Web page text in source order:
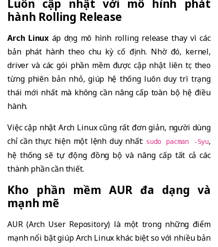
Luôn cập nhật với mô hình phát
hành Rolling Release
Arch Linux áp dụng mô hình rolling release thay vì các
bản phát hành theo chu kỳ cố định. Nhờ đó, kernel,
driver và các gói phần mềm được cập nhật liên tục theo
từng phiên bản nhỏ, giúp hệ thống luôn duy trì trạng
thái mới nhất mà không cần nâng cấp toàn bộ hệ điều
hành.
Việc cập nhật Arch Linux cũng rất đơn giản, người dùng
chỉ cần thực hiện một lệnh duy nhất: sudo pacman -Syu,
hệ thống sẽ tự động đồng bộ và nâng cấp tất cả các
thành phần cần thiết.
Kho phần mềm AUR đa dạng và
mạnh mẽ
AUR (Arch User Repository) là một trong những điểm
mạnh nổi bật giúp Arch Linux khác biệt so với nhiều bản